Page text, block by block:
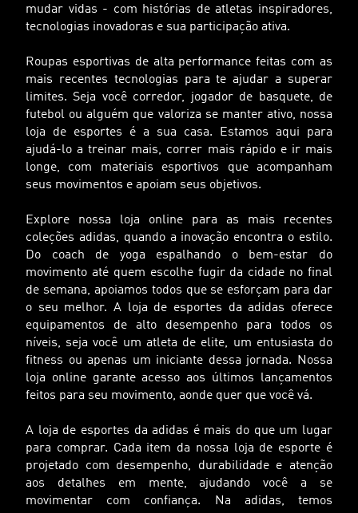
mudar vidas - com histórias de atletas inspiradores,
tecnologias inovadoras e sua participação ativa.
Roupas esportivas de alta performance feitas com as
mais recentes tecnologias para te ajudar a superar
limites. Seja você corredor, jogador de basquete, de
futebol ou alguém que valoriza se manter ativo, nossa
loja de esportes é a sua casa. Estamos aqui para
ajudá-lo a treinar mais, correr mais rápido e ir mais
longe, com materiais esportivos que acompanham
seus movimentos e apoiam seus objetivos.
Explore nossa loja online para as mais recentes
coleções adidas, quando a inovação encontra o estilo.
Do coach de yoga espalhando o bem-estar do
movimento até quem escolhe fugir da cidade no final
de semana, apoiamos todos que se esforçam para dar
o seu melhor. A loja de esportes da adidas oferece
equipamentos de alto desempenho para todos os
níveis, seja você um atleta de elite, um entusiasta do
fitness ou apenas um iniciante dessa jornada. Nossa
loja online garante acesso aos últimos lançamentos
feitos para seu movimento, aonde quer que você vá.
A loja de esportes da adidas é mais do que um lugar
para comprar. Cada item da nossa loja de esporte é
projetado com desempenho, durabilidade e atenção
aos detalhes em mente, ajudando você a se
movimentar com confiança. Na adidas, temos